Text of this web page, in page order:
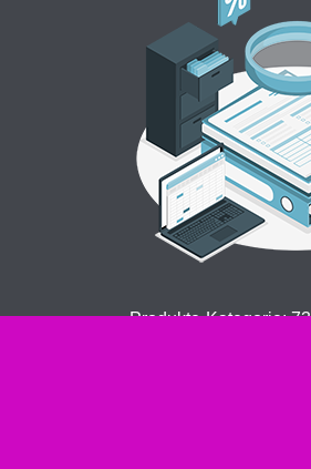
Produkte-Kategorie:
Kopierer & Faxgeräte